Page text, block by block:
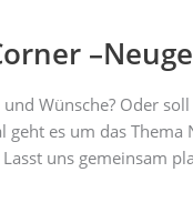
Wünsche? Oder
geht es um das
uns gemeinsam